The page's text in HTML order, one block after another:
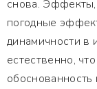
снова. Эффекты,
погодные
динамичности в
естественно,